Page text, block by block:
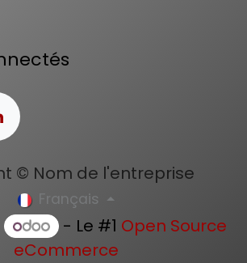
© Nom de l'entreprise
Français
- Le #1 Open Source
eCommerce